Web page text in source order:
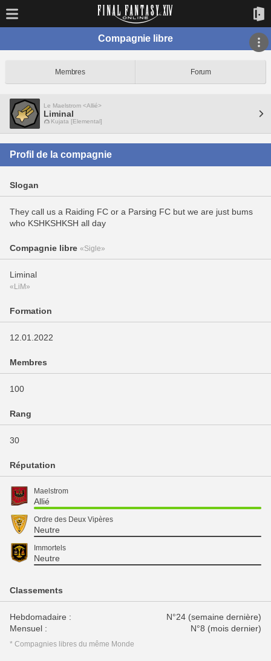
Compagnie libre
Membres Forum
Le Maelstrom <Allié>
Liminal
Kujata [Elemental]
Profil de la compagnie
Slogan
They call us a Raiding FC or a Parsing FC but we are just bums
who KSHKSHKSH all day
Compagnie libre «Sigle»
Liminal
«LiM»
Formation
12.01.2022
Membres
100
Rang
30
Réputation
Maelstrom
Allié
Ordre des Deux Vipères
Neutre
Immortels
Neutre
Classements
Hebdomadaire :
N°24 (semaine dernière)
Mensuel :
N°8 (mois dernier)
* Compagnies libres du même Monde